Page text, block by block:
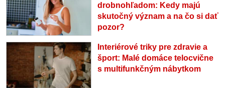
drobnohľadom: Kedy majú
skutočný význam a na čo si dať
pozor?
Interiérové triky pre zdravie a
šport: Malé domáce telocvične
s multifunkčným nábytkom